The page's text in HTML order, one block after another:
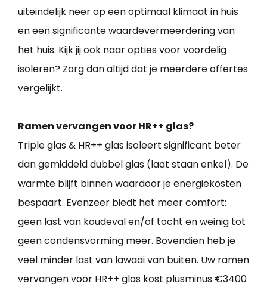
uiteindelijk neer op een optimaal klimaat in huis
en een significante waardevermeerdering van
het huis. Kijk jij ook naar opties voor voordelig
isoleren? Zorg dan altijd dat je meerdere offertes
vergelijkt.
Ramen vervangen voor HR++ glas?
Triple glas & HR++ glas isoleert significant beter
dan gemiddeld dubbel glas (laat staan enkel). De
warmte blijft binnen waardoor je energiekosten
bespaart. Evenzeer biedt het meer comfort:
geen last van koudeval en/of tocht en weinig tot
geen condensvorming meer. Bovendien heb je
veel minder last van lawaai van buiten. Uw ramen
vervangen voor HR++ glas kost plusminus €3400